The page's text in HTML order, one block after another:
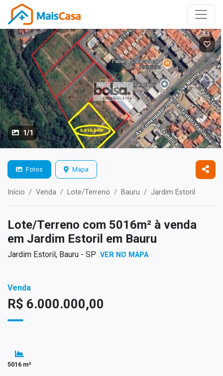
1/1
Fotos Mapa
Início Venda Lote/Terreno Bauru Jardim Estoril
Lote/Terreno com 5016m² à venda
em Jardim Estoril em Bauru
Jardim Estoril, Bauru - SP VER NO MAPA
Venda
R$ 6.000.000,00
5016 m²